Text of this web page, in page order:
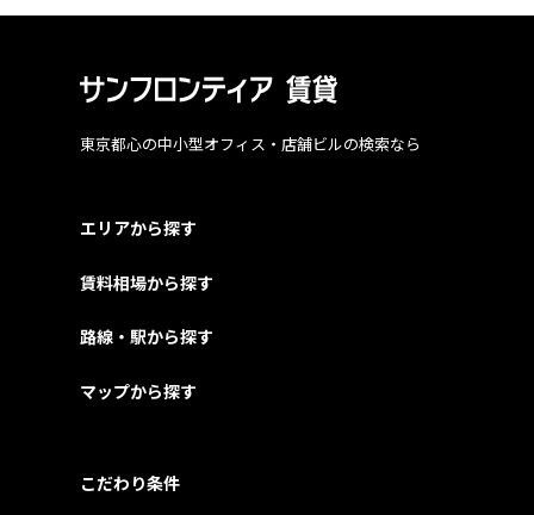
東京都心の中小型オフィス・店舗ビルの検索なら
エリアから探す
賃料相場から探す
路線・駅から探す
マップから探す
こだわり条件